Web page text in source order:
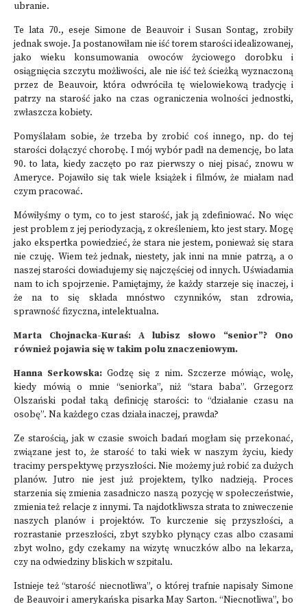
ubranie.
Te lata 70., eseje Simone de Beauvoir i Susan Sontag, zrobiły
jednak swoje. Ja postanowiłam nie iść torem starości idealizowanej,
jako wieku konsumowania owoców życiowego dorobku i
osiągnięcia szczytu możliwości, ale nie iść też ścieżką wyznaczoną
przez de Beauvoir, która odwróciła tę wielowiekową tradycję i
patrzy na starość jako na czas ograniczenia wolności jednostki,
zwłaszcza kobiety.
Pomyślałam sobie, że trzeba by zrobić coś innego, np. do tej
starości dołączyć chorobę. I mój wybór padł na demencję, bo lata
90. to lata, kiedy zaczęto po raz pierwszy o niej pisać, znowu w
Ameryce. Pojawiło się tak wiele książek i filmów, że miałam nad
czym pracować.
Mówiłyśmy o tym, co to jest starość, jak ją zdefiniować. No więc
jest problem z jej periodyzacją, z określeniem, kto jest stary. Mogę
jako ekspertka powiedzieć, że stara nie jestem, ponieważ się stara
nie czuję. Wiem też jednak, niestety, jak inni na mnie patrzą, a o
naszej starości dowiadujemy się najczęściej od innych. Uświadamia
nam to ich spojrzenie. Pamiętajmy, że każdy starzeje się inaczej, i
że na to się składa mnóstwo czynników, stan zdrowia,
sprawność fizyczna, intelektualna.
Marta Chojnacka-Kuraś: A lubisz słowo “senior”? Ono
również pojawia się w takim polu znaczeniowym.
Hanna Serkowska: Godzę się z nim. Szczerze mówiąc, wolę,
kiedy mówią o mnie “seniorka”, niż “stara baba”. Grzegorz
Olszański podał taką definicję starości: to “działanie czasu na
osobę”. Na każdego czas działa inaczej, prawda?
Ze starością, jak w czasie swoich badań mogłam się przekonać,
związane jest to, że starość to taki wiek w naszym życiu, kiedy
tracimy perspektywę przyszłości. Nie możemy już robić za dużych
planów. Jutro nie jest już projektem, tylko nadzieją. Proces
starzenia się zmienia zasadniczo naszą pozycję w społeczeństwie,
zmienia też relacje z innymi. Ta najdotkliwsza strata to zniweczenie
naszych planów i projektów. To kurczenie się przyszłości, a
rozrastanie przeszłości, zbyt szybko płynący czas albo czasami
zbyt wolno, gdy czekamy na wizytę wnuczków albo na lekarza,
czy na odwiedziny bliskich w szpitalu.
Istnieje też “starość niecnotliwa”, o której trafnie napisały Simone
de Beauvoir i amerykańska pisarka May Sarton. “Niecnotliwa”, bo